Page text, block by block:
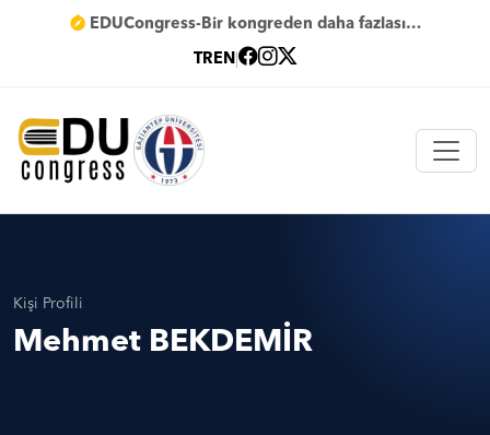
EDUCongress-Bir kongreden daha fazlası…
TREN
Kişi Profili
Mehmet BEKDEMİR